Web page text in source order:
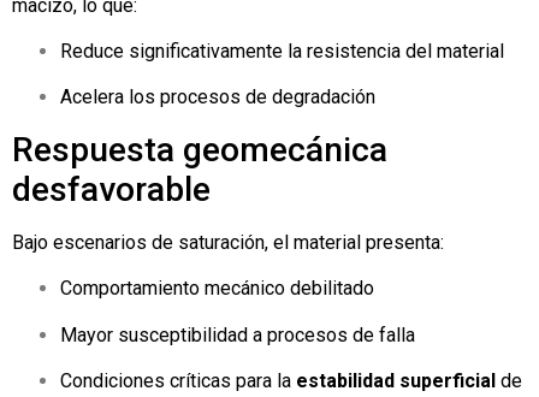
macizo, lo que:
Reduce significativamente la resistencia del material
Acelera los procesos de degradación
Respuesta geomecánica
desfavorable
Bajo escenarios de saturación, el material presenta:
Comportamiento mecánico debilitado
Mayor susceptibilidad a procesos de falla
Condiciones críticas para la estabilidad superficial de